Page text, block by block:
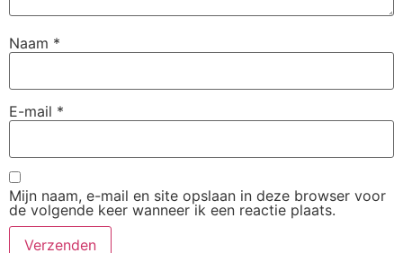
Naam *
E-mail *
Mijn naam, e-mail en site opslaan in deze browser voor
de volgende keer wanneer ik een reactie plaats.